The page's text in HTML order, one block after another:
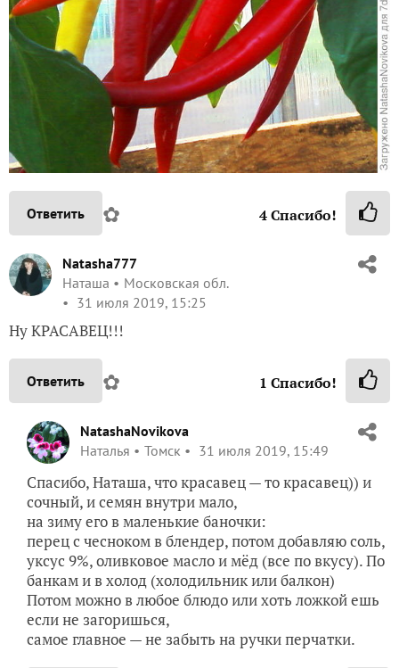
Ответить ✿ 4Спасибо!
Natasha777
Наташа
Московская обл.
31 июля 2019, 15:25
Ну КРАСАВЕЦ!!!
Ответить ✿ 1 Спасибо!
NatashaNovikova
Наталья
Томск 31 июля 2019, 15:49
Спасибо, Наташа, что красавец — то красавец)) и
сочный, и семян внутри мало,
на зиму его в маленькие баночки:
перец с чесноком в блендер, потом добавляю соль,
уксус 9%, оливковое масло и мёд (все по вкусу). По
банкам и в холод (холодильник или балкон)
Потом можно в любое блюдо или хоть ложкой ешь
если не загоришься,
самое главное — не забыть на ручки перчатки.